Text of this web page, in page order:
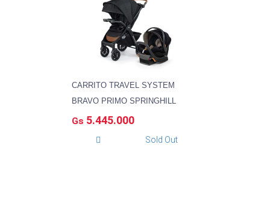
CARRITO TRAVEL SYSTEM
BRAVO PRIMO SPRINGHILL
Gs 5.445.000
Sold Out